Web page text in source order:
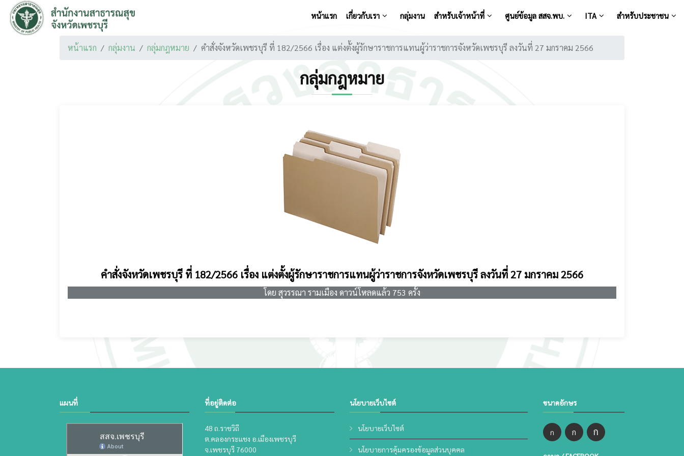
หน้าแรก เกี่ยวกับเรา กลุ่มงาน สำหรับเจ้าหน้าที่ ศูนย์ข้อมูล สสจ.พบ. ITA สำหรับประชาชน
หน้าแรก กลุ่มงาน กลุ่มกฎหมาย คำสั่งจังหวัดเพชรบุรี ที่ 182/2566 เรื่อง แต่งตั้งผู้รักษาราชการแทนผู้ว่าราชการจังหวัดเพชรบุรี ลงวันที่ 27 มกราคม 2566
กลุ่มกฎหมาย
คำสั่งจังหวัดเพชรบุรี ที่ 182/2566 เรื่อง แต่งตั้งผู้รักษาราชการแทนผู้ว่าราชการจังหวัดเพชรบุรี ลงวันที่ 27 มกราคม 2566
โดย สุวรรณา รามเมือง ดาวน์โหลดแล้ว 753 ครั้ง
แผนที่ ที่อยู่ติดต่อ
48 ถ.ราชวิถี
ต.คลองกระแชง อ.เมืองเพชรบุรี
จ.เพชรบุรี 76000
นโยบายเว็บไซต์
นโยบายเว็บไซต์
นโยบายการคุ้มครองข้อมูลส่วนบุคคล
ขนาดอักษร
ก ก ก